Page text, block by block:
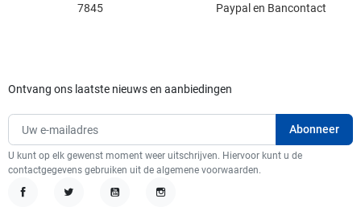
7845
Paypal en Bancontact
Ontvang ons laatste nieuws en aanbiedingen
U kunt op elk gewenst moment weer uitschrijven. Hiervoor kunt u de
contactgegevens gebruiken uit de algemene voorwaarden.